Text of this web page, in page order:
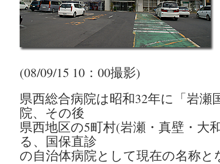
(08/09/15 10：00撮影)
県西総合病院は昭和32年に「岩瀬
院、その後
県西地区の5町村(岩瀬・真壁・大
る、国保直診
の自治体病院として現在の名称